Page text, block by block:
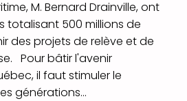
M. Bernard Drainville, ont
totalisant 500 millions de
des projets de relève et de
Pour bâtir l'avenir
il faut stimuler le
générations...